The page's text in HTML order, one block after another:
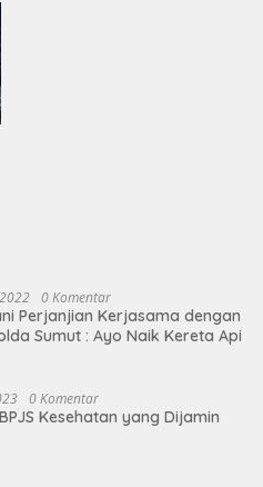
0 Komentar
Perjanjian Kerjasama dengan
Sumut : Ayo Naik Kereta Api
0 Komentar
Kesehatan yang Dijamin